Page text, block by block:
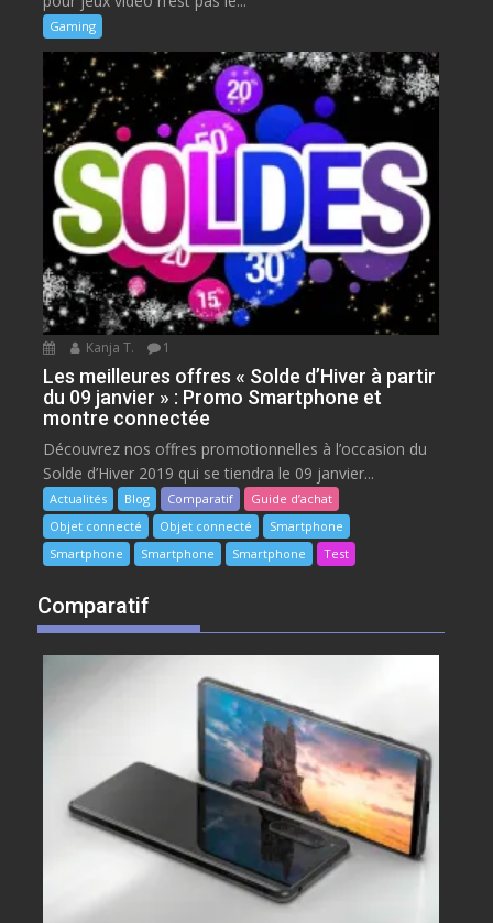
Gaming
Kanja T. 1
Les meilleures offres « Solde d’Hiver à partir
du 09 janvier » : Promo Smartphone et
montre connectée
Découvrez nos offres promotionnelles à l’occasion du
Solde d’Hiver 2019 qui se tiendra le 09 janvier...
Actualités Blog Comparatif
Guide d’achat
Objet connecté
Objet connecté
Smartphone
Smartphone
Smartphone Smartphone Test
Comparatif